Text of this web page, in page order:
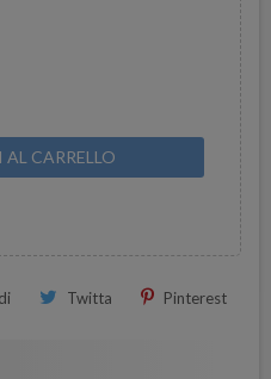
CARRELLO
Twitta Pinterest